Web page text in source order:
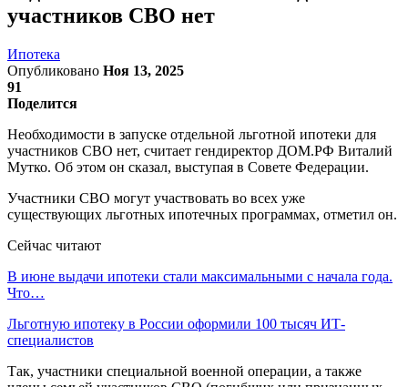
участников СВО нет
Ипотека
Опубликовано Ноя 13, 2025
91
Поделится
Необходимости в запуске отдельной льготной ипотеки для
участников СВО нет, считает гендиректор ДОМ.РФ Виталий
Мутко. Об этом он сказал, выступая в Совете Федерации.
Участники СВО могут участвовать во всех уже
существующих льготных ипотечных программах, отметил он.
Сейчас читают
В июне выдачи ипотеки стали максимальными с начала года.
Что…
Льготную ипотеку в России оформили 100 тысяч ИТ-
специалистов
Так, участники специальной военной операции, а также